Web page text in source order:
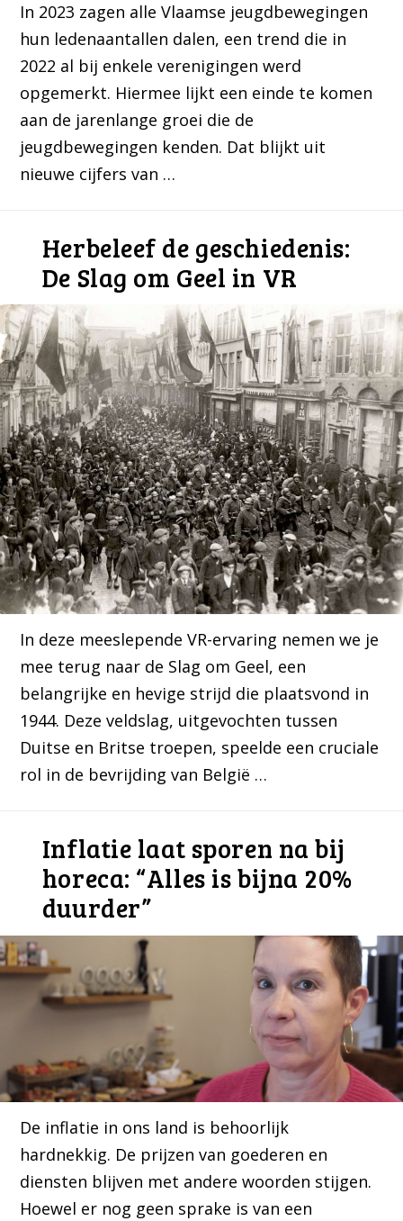
In 2023 zagen alle Vlaamse jeugdbewegingen
hun ledenaantallen dalen, een trend die in
2022 al bij enkele verenigingen werd
opgemerkt. Hiermee lijkt een einde te komen
aan de jarenlange groei die de
jeugdbewegingen kenden. Dat blijkt uit
nieuwe cijfers van …
Herbeleef de geschiedenis:
De Slag om Geel in VR
In deze meeslepende VR-ervaring nemen we je
mee terug naar de Slag om Geel, een
belangrijke en hevige strijd die plaatsvond in
1944. Deze veldslag, uitgevochten tussen
Duitse en Britse troepen, speelde een cruciale
rol in de bevrijding van België …
Inflatie laat sporen na bij
horeca: “Alles is bijna 20%
duurder”
De inflatie in ons land is behoorlijk
hardnekkig. De prijzen van goederen en
diensten blijven met andere woorden stijgen.
Hoewel er nog geen sprake is van een